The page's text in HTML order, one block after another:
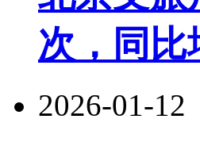
次，同比
2026-01-12